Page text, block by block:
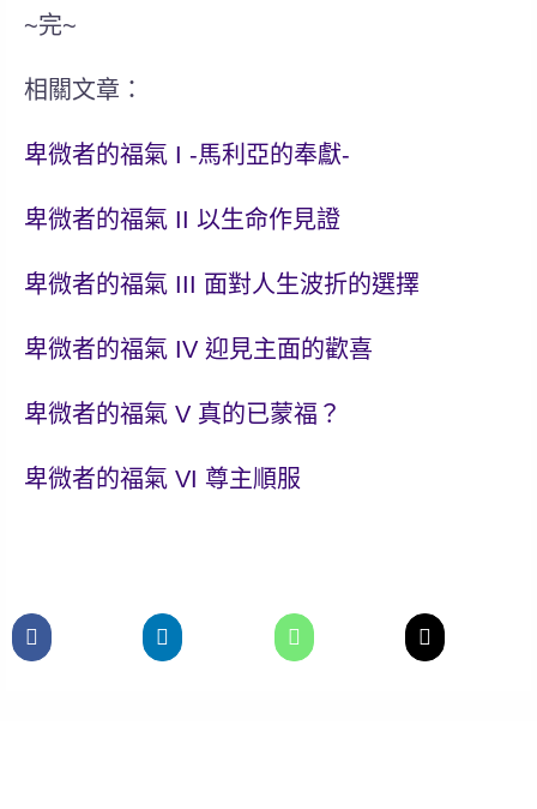
~完~
相關文章：
卑微者的福氣 I -馬利亞的奉獻-
卑微者的福氣 II 以生命作見證
卑微者的福氣 III 面對人生波折的選擇
卑微者的福氣 IV 迎見主面的歡喜
卑微者的福氣 V 真的已蒙福？
卑微者的福氣 VI 尊主順服